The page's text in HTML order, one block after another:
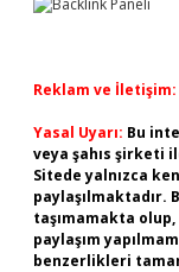
Reklam ve İletişim:
Yasal Uyarı: Bu
veya şahıs şirketi
Sitede yalnızca
taşımamakta
paylaşım
benzerlikleri